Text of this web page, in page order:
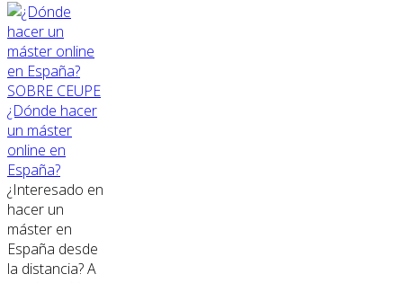
SOBRE CEUPE
¿Dónde hacer
un máster
online en
España?
¿Interesado en
hacer un
máster en
España desde
la distancia? A